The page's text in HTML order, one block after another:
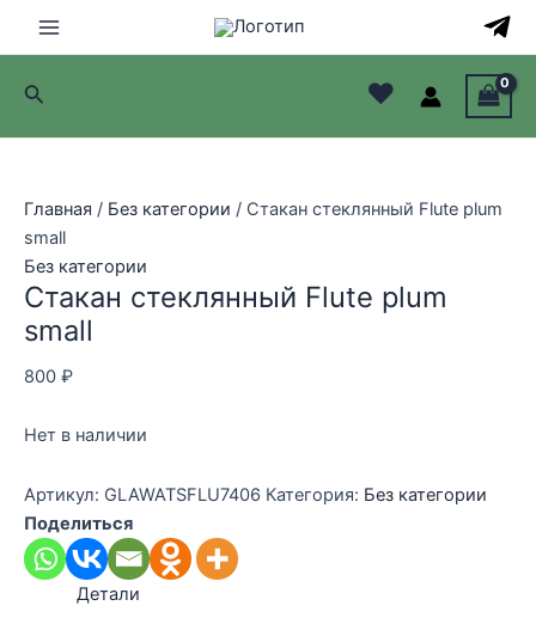
Main
Menu
Поиск ♥
Главная / Без категории / Стакан стеклянный Flute plum
small
Без категории
Стакан стеклянный Flute plum
small
800 ₽
Нет в наличии
Артикул: GLAWATSFLU7406 Категория: Без категории
Поделиться
Детали